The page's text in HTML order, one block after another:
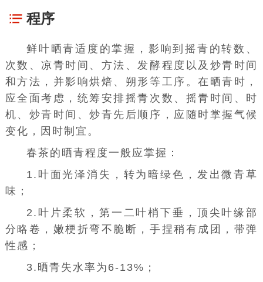
程序
鲜叶晒青适度的掌握，影响到摇青的转数、
次数、凉青时间、方法、发酵程度以及炒青时间
和方法，并影响烘焙、朔形等工序。在晒青时，
应全面考虑，统筹安排摇青次数、摇青时间、时
机、炒青时间、炒青先后顺序，应随时掌握气候
变化，因时制宜。
春茶的晒青程度一般应掌握：
1.叶面光泽消失，转为暗绿色，发出微青草
味；
2.叶片柔软，第一二叶梢下垂，顶尖叶缘部
分略卷，嫩梗折弯不脆断，手捏稍有成团，带弹
性感；
3.晒青失水率为6-13%；